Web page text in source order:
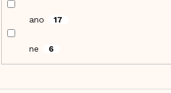
ano 17
ne 6